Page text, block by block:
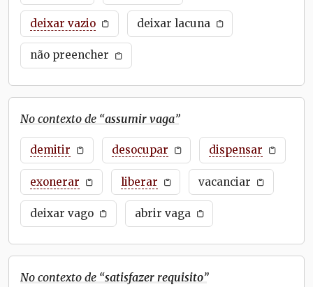
deixar vazio deixar lacuna
não preencher
No contexto de “assumir vaga”
demitir desocupar dispensar
exonerar liberar vacanciar
deixar vago abrir vaga
No contexto de “satisfazer requisito”